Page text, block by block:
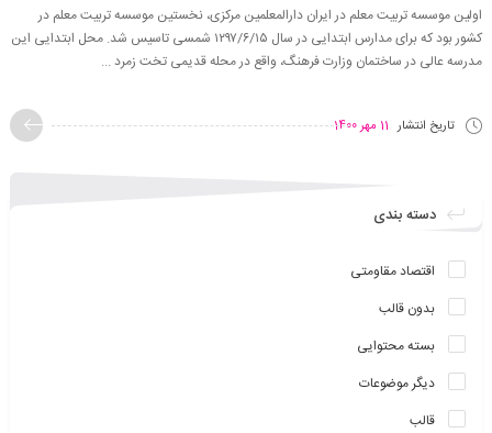
اولین موسسه تربیت معلم در ایران دارالمعلمین مرکزی، نخستین موسسه تربیت معلم در
کشور بود که برای مدارس ابتدایی در سال ۱۲۹۷/۶/۱۵ شمسی تاسیس شد. محل ابتدایی این
مدرسه عالی در ساختمان وزارت فرهنگ، واقع در محله قدیمی تخت زمرد ...
تاریخ انتشار 11 مهر 1400
دسته بندی
اقتصاد مقاومتی
بدون قالب
بسته محتوایی
دیگر موضوعات
قالب